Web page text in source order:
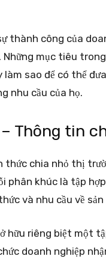
thành công của
Những mục tiêu
sao để có thể
nhu cầu của họ.
Thông tin
thức chia nhỏ thị
phân khúc là tập
và nhu cầu về
hữu riêng biệt một
doanh nghiệp